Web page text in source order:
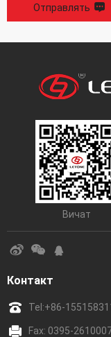
Отправлять
Вичат
Контакт
Tel:+86-
Fax: 0395-